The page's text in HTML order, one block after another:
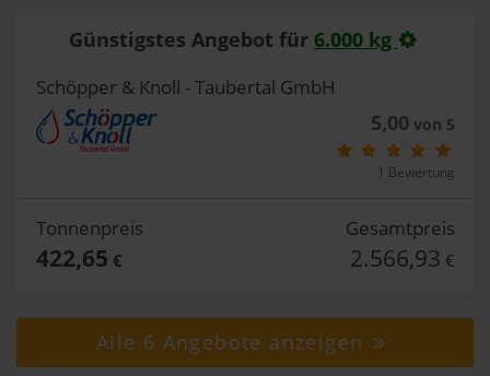
Günstigstes Angebot für 6.000 kg
Schöpper & Knoll - Taubertal GmbH
5,00 von 5
1 Bewertung
Tonnenpreis
422,65 €
Gesamtpreis
2.566,93 €
Alle 6 Angebote anzeigen